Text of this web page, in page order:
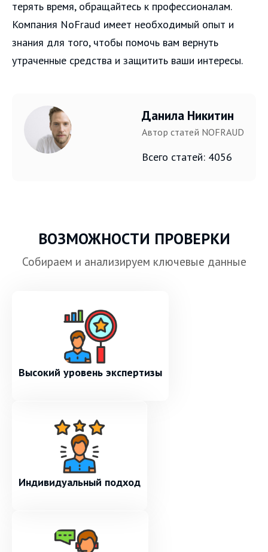
терять время, обращайтесь к профессионалам.
Компания NoFraud имеет необходимый опыт и
знания для того, чтобы помочь вам вернуть
утраченные средства и защитить ваши интересы.
Данила Никитин
Автор статей NOFRAUD
Всего статей: 4056
ВОЗМОЖНОСТИ ПРОВЕРКИ
Собираем и анализируем ключевые данные
Высокий уровень экспертизы
Индивидуальный подход